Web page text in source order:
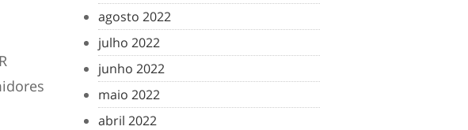
agosto 2022
julho 2022
junho 2022
maio 2022
abril 2022